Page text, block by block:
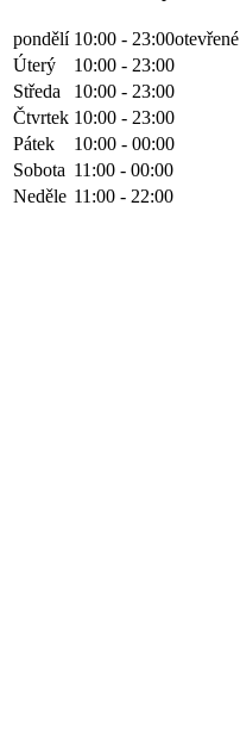
pondělí 10:00 - 23:00otevřené
Úterý
10:00 - 23:00
Středa
10:00 - 23:00
Čtvrtek 10:00 - 23:00
Pátek
10:00 - 00:00
Sobota 11:00 - 00:00
Neděle 11:00 - 22:00